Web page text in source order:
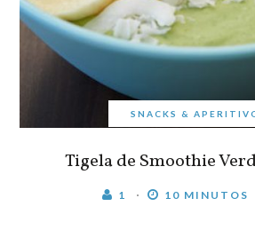
SNACKS &
Tigela de Smoothie
1 10 MINUTOS